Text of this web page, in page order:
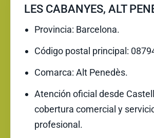
LES CABANYES, ALT
Provincia: Barcelona.
Código postal principal:
Comarca: Alt Penedès.
Atención oficial desde
cobertura comercial y
profesional.